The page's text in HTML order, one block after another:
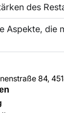
des
Aspekte, die
84,